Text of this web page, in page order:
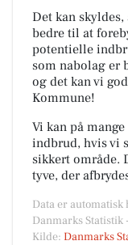
Det kan
bedre til at
potentielle
som nabolag er
og det kan vi
Kommune!
Vi kan på
indbrud, hvis vi
sikkert område.
tyve, der
Data er
Danmarks
Kilde: Danmarks